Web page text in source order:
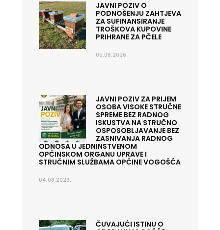
JAVNI POZIV O
PODNOŠENJU ZAHTJEVA
ZA SUFINANSIRANJE
TROŠKOVA KUPOVINE
PRIHRANE ZA PČELE
05.08.2026.
JAVNI POZIV ZA PRIJEM
OSOBA VISOKE STRUČNE
SPREME BEZ RADNOG
ISKUSTVA NA STRUČNO
OSPOSOBLJAVANJE BEZ
ZASNIVANJA RADNOG
ODNOSA U JEDNINSTVENOM
OPĆINSKOM ORGANU UPRAVE I
STRUČNIM SLUŽBAMA OPĆINE VOGOŠĆA
04.08.2026.
ČUVAJUĆI ISTINU O